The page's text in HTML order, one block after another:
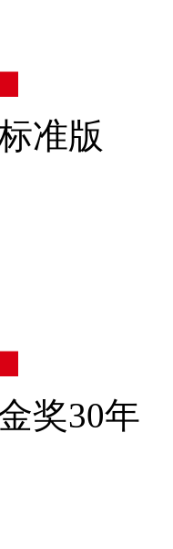
准版
奖30年